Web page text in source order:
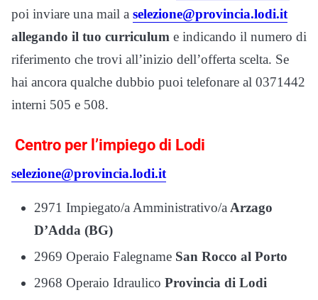
poi inviare una mail a selezione@provincia.lodi.it
allegando il tuo curriculum e indicando il numero di
riferimento che trovi all’inizio dell’offerta scelta. Se
hai ancora qualche dubbio puoi telefonare al 0371442
interni 505 e 508.
Centro per l’impiego di Lodi
selezione@provincia.lodi.it
2971 Impiegato/a Amministrativo/a Arzago
D’Adda (BG)
2969 Operaio Falegname San Rocco al Porto
2968 Operaio Idraulico Provincia di Lodi